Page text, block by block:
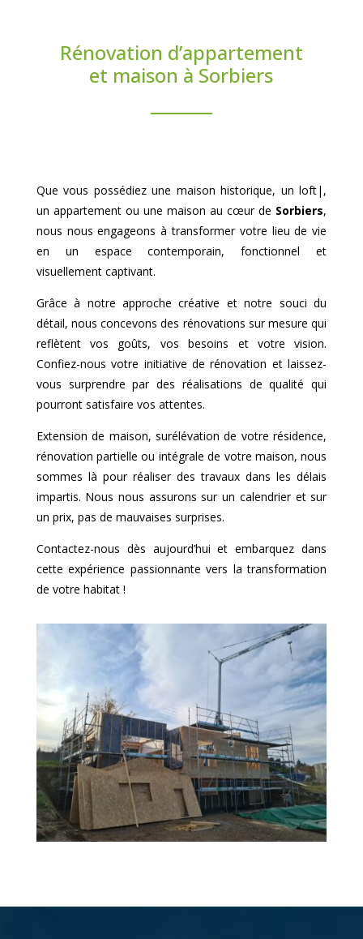
Rénovation d’appartement
et maison à Sorbiers
Que vous possédiez une maison historique, un loft|,
un appartement ou une maison au cœur de Sorbiers,
nous nous engageons à transformer votre lieu de vie
en un espace contemporain, fonctionnel et
visuellement captivant.
Grâce à notre approche créative et notre souci du
détail, nous concevons des rénovations sur mesure qui
reflètent vos goûts, vos besoins et votre vision.
Confiez-nous votre initiative de rénovation et laissez-
vous surprendre par des réalisations de qualité qui
pourront satisfaire vos attentes.
Extension de maison, surélévation de votre résidence,
rénovation partielle ou intégrale de votre maison, nous
sommes là pour réaliser des travaux dans les délais
impartis. Nous nous assurons sur un calendrier et sur
un prix, pas de mauvaises surprises.
Contactez-nous dès aujourd’hui et embarquez dans
cette expérience passionnante vers la transformation
de votre habitat !